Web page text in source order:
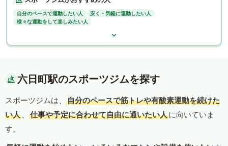
自分のペースで運動したい人
安く・気軽に運動したい人
様々な運動をして楽しみたい人
六日町駅のスポーツジムを探す
スポーツジムは、
自分のペースで筋トレや有酸素運動を続けた
い人 、 仕事や予定に合わせて自由に通いたい人に向いていま
す。